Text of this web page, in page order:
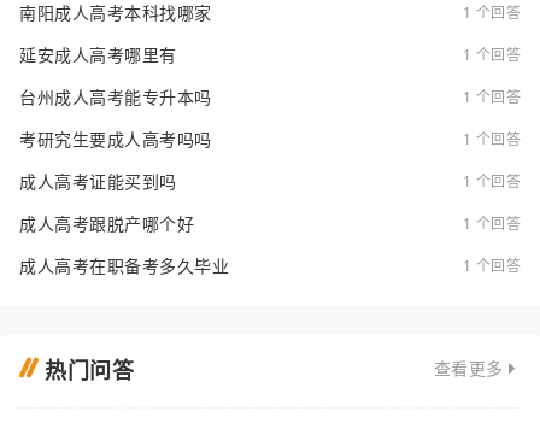
南阳成人高考本科找哪家 1 个回答
延安成人高考哪里有 1 个回答
台州成人高考能专升本吗 1 个回答
考研究生要成人高考吗吗 1 个回答
成人高考证能买到吗 1 个回答
成人高考跟脱产哪个好 1 个回答
成人高考在职备考多久毕业 1 个回答
热门问答 查看更多